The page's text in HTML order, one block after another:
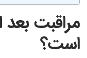
مراقبت‌
است؟